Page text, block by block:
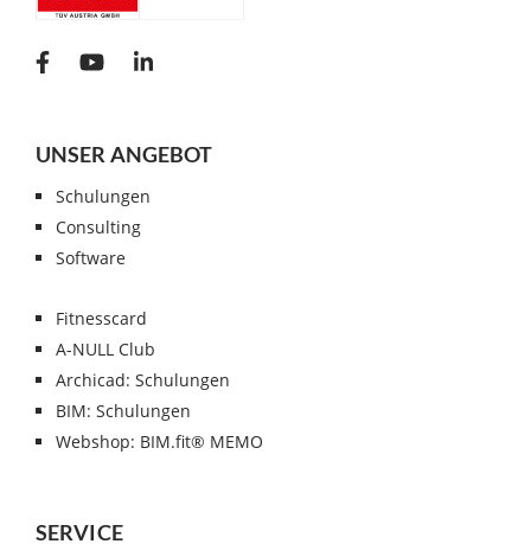
UNSER ANGEBOT
Schulungen
Consulting
Software
Fitnesscard
A-NULL Club
Archicad: Schulungen
BIM: Schulungen
Webshop: BIM.fit® MEMO
SERVICE